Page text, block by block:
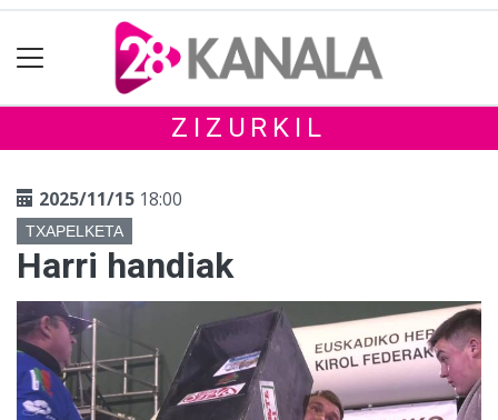
ZIZURKIL
2025/11/15 18:00
TXAPELKETA
Harri handiak